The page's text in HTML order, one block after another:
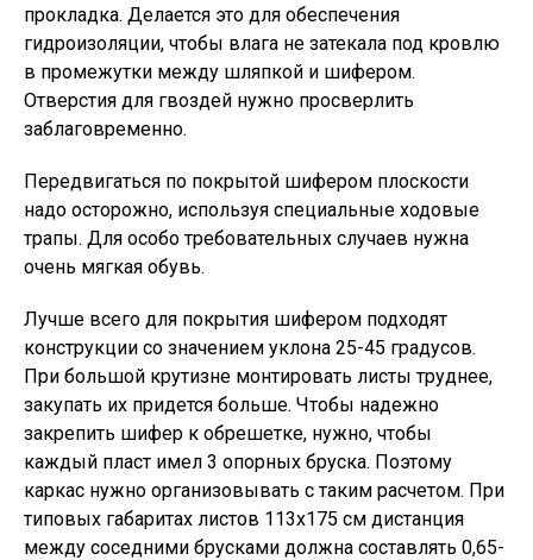
прокладка. Делается это для обеспечения
гидроизоляции, чтобы влага не затекала под кровлю
в промежутки между шляпкой и шифером.
Отверстия для гвоздей нужно просверлить
заблаговременно.
Передвигаться по покрытой шифером плоскости
надо осторожно, используя специальные ходовые
трапы. Для особо требовательных случаев нужна
очень мягкая обувь.
Лучше всего для покрытия шифером подходят
конструкции со значением уклона 25-45 градусов.
При большой крутизне монтировать листы труднее,
закупать их придется больше. Чтобы надежно
закрепить шифер к обрешетке, нужно, чтобы
каждый пласт имел 3 опорных бруска. Поэтому
каркас нужно организовывать с таким расчетом. При
типовых габаритах листов 113х175 см дистанция
между соседними брусками должна составлять 0,65-